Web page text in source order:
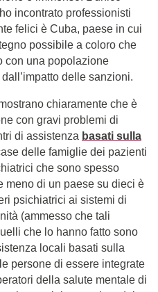
incontrato professionisti
felici è Cuba, paese in cui
possibile a coloro che
con una popolazione
delle sanzioni.
chiaramente che è
con gravi problemi di
di assistenza basati sulla
delle famiglie dei pazienti
che sono spesso
meno di un paese su dieci è
psichiatrici ai sistemi di
(ammesso che tali
che lo hanno fatto sono
locali basati sulla
persone di essere integrate
della salute mentale di